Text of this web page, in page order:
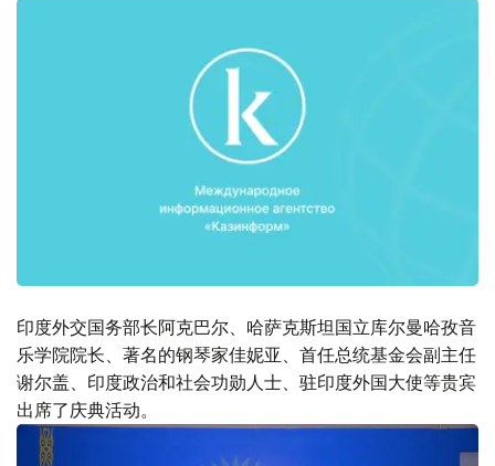
印度外交国务部长阿克巴尔、哈萨克斯坦国立库尔曼哈孜音
乐学院院长、著名的钢琴家佳妮亚、首任总统基金会副主任
谢尔盖、印度政治和社会功勋人士、驻印度外国大使等贵宾
出席了庆典活动。